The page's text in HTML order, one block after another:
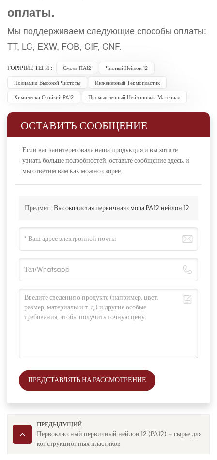
оплаты.
Мы поддерживаем следующие способы оплаты:
TT, LC, EXW, FOB, CIF, CNF.
ГОРЯЧИЕ ТЕГИ : Смола ПА12 Чистый Нейлон 12
Полиамид Высокой Чистоты Инженерный Термопластик
Химически Стойкий PA12 Промышленный Нейлоновый Материал
ОСТАВИТЬ СООБЩЕНИЕ
Если вас заинтересовала наша продукция и вы хотите
узнать больше подробностей, оставьте сообщение здесь, и
мы ответим вам как можно скорее.
Предмет : Высокочистая первичная смола PA12 нейлон 12
ПРЕДСТАВЛЯТЬ НА РАССМОТРЕНИЕ
ПРЕДЫДУЩИЙ
Первоклассный первичный нейлон 12 (PA12) – сырье для
конструкционных пластиков